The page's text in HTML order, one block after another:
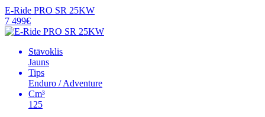
E-Ride PRO SR 25KW
7 499€
Stāvoklis
Jauns
Tips
Enduro / Adventure
Cm³
125